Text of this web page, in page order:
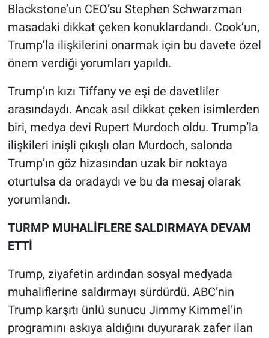
Blackstone’un CEO’su Stephen Schwarzman
masadaki dikkat çeken konuklardandı. Cook’un,
Trump’la ilişkilerini onarmak için bu davete özel
önem verdiği yorumları yapıldı.
Trump’ın kızı Tiffany ve eşi de davetliler
arasındaydı. Ancak asıl dikkat çeken isimlerden
biri, medya devi Rupert Murdoch oldu. Trump’la
ilişkileri inişli çıkışlı olan Murdoch, salonda
Trump’ın göz hizasından uzak bir noktaya
oturtulsa da oradaydı ve bu da mesaj olarak
yorumlandı.
TURMP MUHALİFLERE SALDIRMAYA DEVAM
ETTİ
Trump, ziyafetin ardından sosyal medyada
muhaliflerine saldırmayı sürdürdü. ABC’nin
Trump karşıtı ünlü sunucu Jimmy Kimmel’in
programını askıya aldığını duyurarak zafer ilan